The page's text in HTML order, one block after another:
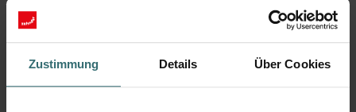
Zustimmung Details Über Cookies
Accessoire inclus dans